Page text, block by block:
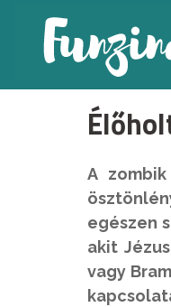
A
egészen
akit
vagy